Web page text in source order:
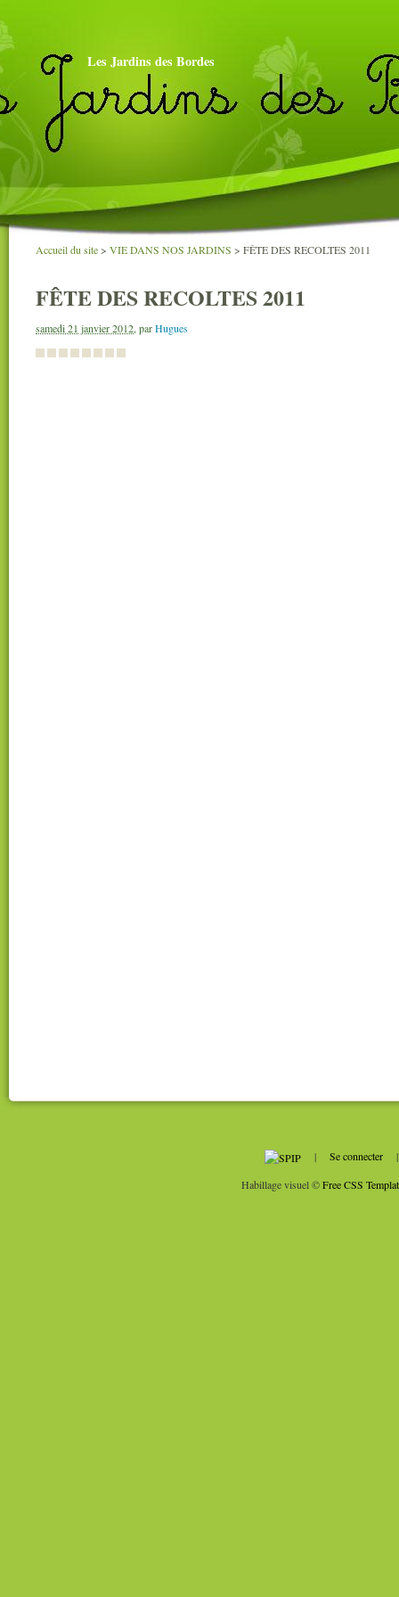
Les Jardins des Bordes
Accueil du site> VIE DANS NOS JARDINS > FÊTE DES RECOLTES 2011
FÊTE DES RECOLTES 2011
samedi 21 janvier 2012, parHugues
| Se connecter
Habillage visuel ©Free CSS